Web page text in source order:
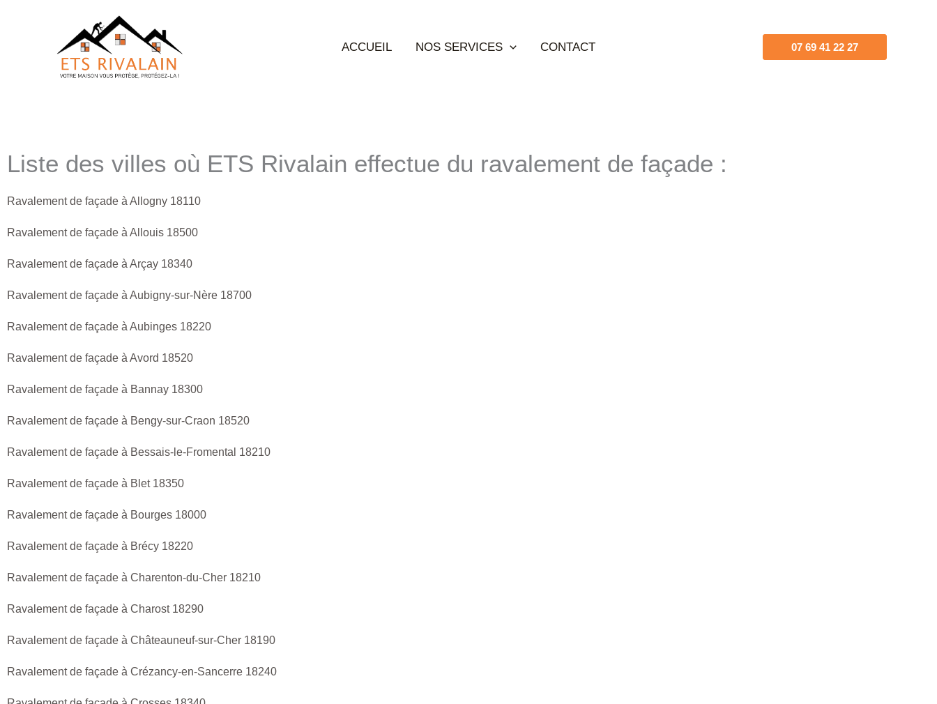
ACCUEIL NOS SERVICES CONTACT 07 69 41 22 27
Liste des villes où ETS Rivalain effectue du ravalement de façade :
Ravalement de façade à Allogny 18110
Ravalement de façade à Allouis 18500
Ravalement de façade à Arçay 18340
Ravalement de façade à Aubigny-sur-Nère 18700
Ravalement de façade à Aubinges 18220
Ravalement de façade à Avord 18520
Ravalement de façade à Bannay 18300
Ravalement de façade à Bengy-sur-Craon 18520
Ravalement de façade à Bessais-le-Fromental 18210
Ravalement de façade à Blet 18350
Ravalement de façade à Bourges 18000
Ravalement de façade à Brécy 18220
Ravalement de façade à Charenton-du-Cher 18210
Ravalement de façade à Charost 18290
Ravalement de façade à Châteauneuf-sur-Cher 18190
Ravalement de façade à Crézancy-en-Sancerre 18240